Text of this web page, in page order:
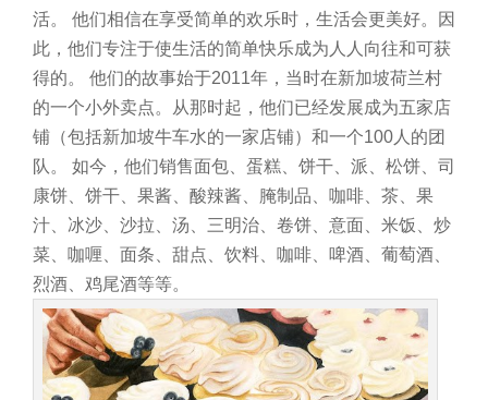
活。
他们相信在享受简单的欢乐时，生活会更美好。因
此，他们专注于使生活的简单快乐成为人人向往和可获
得的。
他们的故事始于2011年，当时在新加坡荷兰村
的一个小外卖点。从那时起，他们已经发展成为五家店
铺（包括新加坡牛车水的一家店铺）和一个100人的团
队。
如今，他们销售面包、蛋糕、饼干、派、松饼、司
康饼、饼干、果酱、酸辣酱、腌制品、咖啡、茶、果
汁、冰沙、沙拉、汤、三明治、卷饼、意面、米饭、炒
菜、咖喱、面条、甜点、饮料、咖啡、啤酒、葡萄酒、
烈酒、鸡尾酒等等。